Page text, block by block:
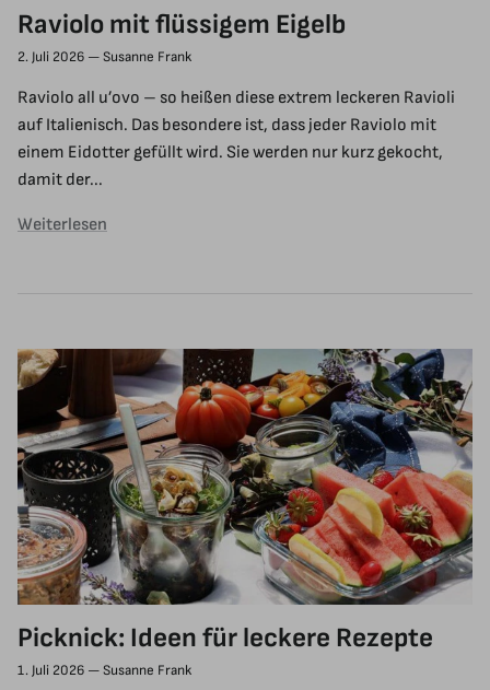
Raviolo mit flüssigem Eigelb
2. Juli 2026 —Susanne Frank
Raviolo all u’ovo – so heißen diese extrem leckeren Ravioli
auf Italienisch. Das besondere ist, dass jeder Raviolo mit
einem Eidotter gefüllt wird. Sie werden nur kurz gekocht,
damit der...
Weiterlesen
Picknick: Ideen für leckere Rezepte
1. Juli 2026 —Susanne Frank